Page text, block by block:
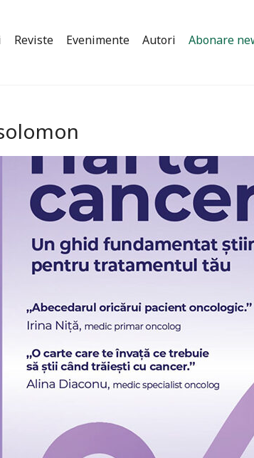
Reviste Evenimente Autori Abonare